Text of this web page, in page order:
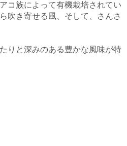
コ族によって有機栽培されてい
吹き寄せる風、そして、さんさ
りと深みのある豊かな風味が特